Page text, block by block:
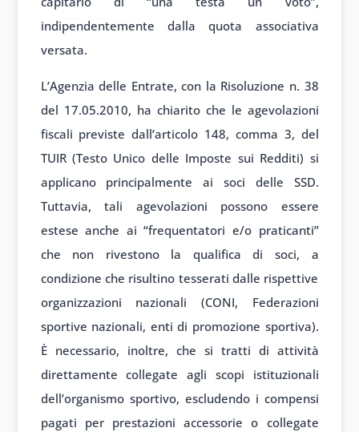
indipendentemente dalla quota associativa
versata.
L’Agenzia delle Entrate, con la Risoluzione n. 38
del 17.05.2010, ha chiarito che le agevolazioni
fiscali previste dall’articolo 148, comma 3, del
TUIR (Testo Unico delle Imposte sui Redditi) si
applicano principalmente ai soci delle SSD.
Tuttavia, tali agevolazioni possono essere
estese anche ai “frequentatori e/o praticanti”
che non rivestono la qualifica di soci, a
condizione che risultino tesserati dalle rispettive
organizzazioni nazionali (CONI, Federazioni
sportive nazionali, enti di promozione sportiva).
È necessario, inoltre, che si tratti di attività
direttamente collegate agli scopi istituzionali
dell’organismo sportivo, escludendo i compensi
pagati per prestazioni accessorie o collegate